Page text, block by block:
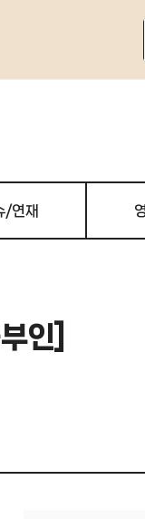
/연재
인]